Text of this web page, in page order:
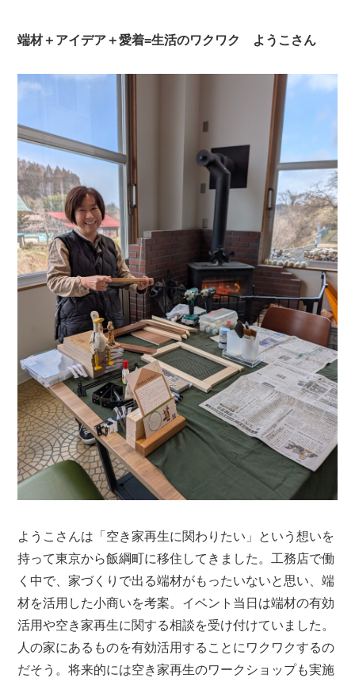
端材＋アイデア＋愛着=生活のワクワク ようこさん
ようこさんは「空き家再生に関わりたい」という想いを
持って東京から飯綱町に移住してきました。工務店で働
く中で、家づくりで出る端材がもったいないと思い、端
材を活用した小商いを考案。イベント当日は端材の有効
活用や空き家再生に関する相談を受け付けていました。
人の家にあるものを有効活用することにワクワクするの
だそう。将来的には空き家再生のワークショップも実施